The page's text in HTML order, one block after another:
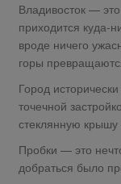
Владивосток —
приходится куда-
вроде ничего
горы
Город
точечной
стеклянную
Пробки — это
добраться было